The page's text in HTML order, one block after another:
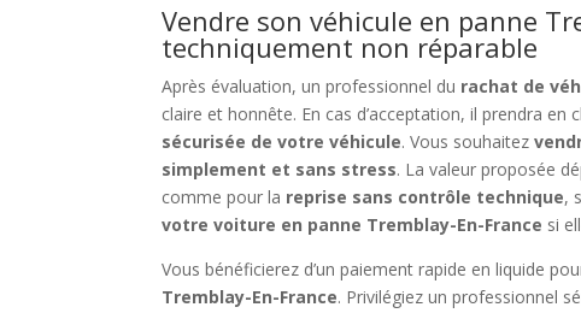
Vendre son véhicule en panne
techniquement non réparable
Après évaluation, un professionnel du rachat de
claire et honnête. En cas d’acceptation, il prendra en
sécurisée de votre véhicule. Vous souhaitez
simplement et sans stress. La valeur proposée
comme pour la reprise sans contrôle technique,
votre voiture en panne Tremblay-En-France si
Vous bénéficierez d’un paiement rapide en liquide
Tremblay-En-France. Privilégiez un professionnel